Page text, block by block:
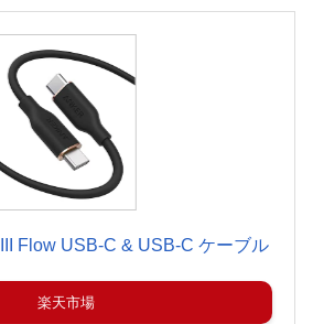
Flow USB-C & USB-C ケーブル
楽天市場